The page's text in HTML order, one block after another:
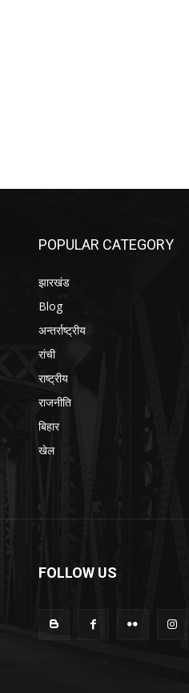
POPULAR CATEGORY
झारखंड
Blog
अन्तर्राष्ट्रीय
रांची
राष्ट्रीय
राजनीति
बिहार
खेल
FOLLOW US